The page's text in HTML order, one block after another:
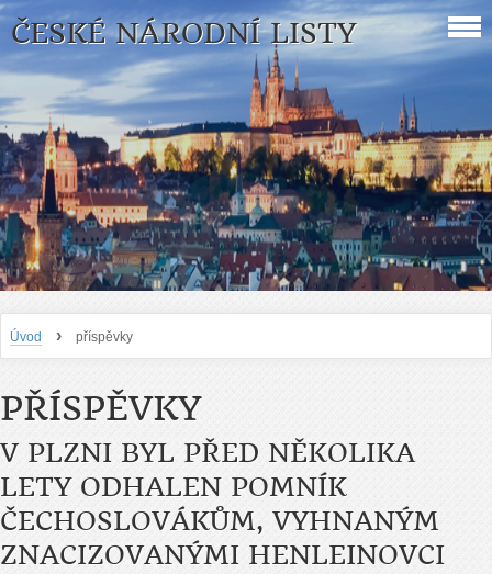
ČESKÉ NÁRODNÍ LISTY
Úvod › příspěvky
PŘÍSPĚVKY
V PLZNI BYL PŘED NĚKOLIKA
LETY ODHALEN POMNÍK
ČECHOSLOVÁKŮM, VYHNANÝM
ZNACIZOVANÝMI HENLEINOVCI